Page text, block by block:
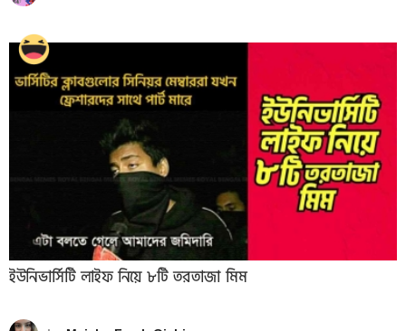
ইউনিভার্সিটি লাইফ নিয়ে ৮টি তরতাজা মিম